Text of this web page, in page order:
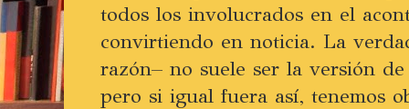
todos los involucrados en el
convirtiendo en noticia. La
razón– no suele ser la versión
pero si igual fuera así, tenemos